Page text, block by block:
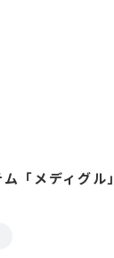
「メディグル